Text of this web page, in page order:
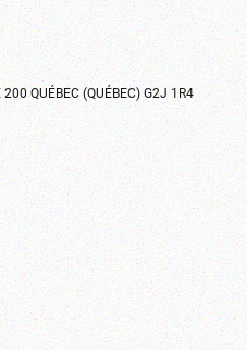
200 QUÉBEC (QUÉBEC) G2J 1R4